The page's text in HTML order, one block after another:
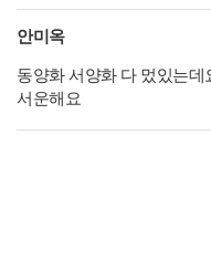
안미옥
동양화 서양화 다 멌있는
서운해요